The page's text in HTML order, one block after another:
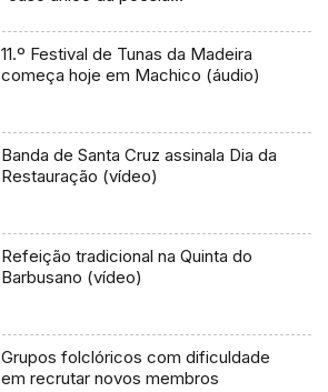
11.º Festival de Tunas da Madeira
começa hoje em Machico (áudio)
Banda de Santa Cruz assinala Dia da
Restauração (vídeo)
Refeição tradicional na Quinta do
Barbusano (vídeo)
Grupos folclóricos com dificuldade
em recrutar novos membros